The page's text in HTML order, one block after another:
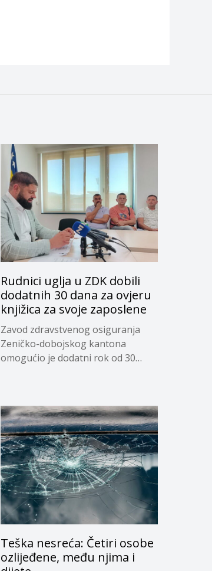
Rudnici uglja u ZDK dobili
dodatnih 30 dana za ovjeru
knjižica za svoje zaposlene
Zavod zdravstvenog osiguranja
Zeničko-dobojskog kantona
omogućio je dodatni rok od 30
Teška nesreća: Četiri osobe
ozlijeđene, među njima i